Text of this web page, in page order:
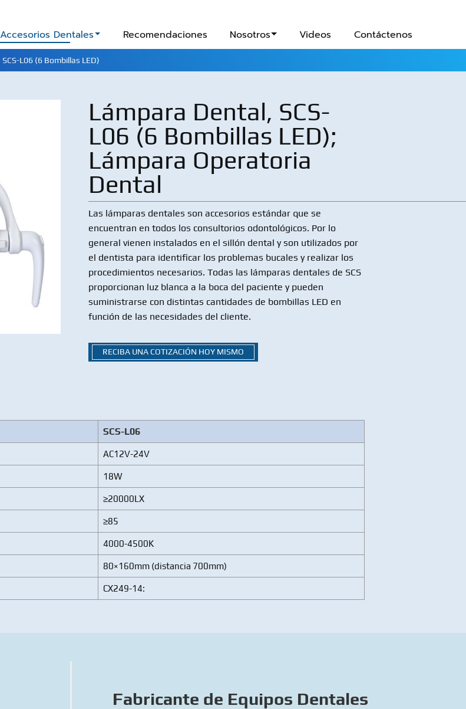
Accesorios Dentales Recomendaciones Nosotros Videos Contáctenos
SCS-L06 (6 Bombillas LED)
Lámpara Dental, SCS-
L06 (6 Bombillas LED);
Lámpara Operatoria
Dental
Las lámparas dentales son accesorios estándar que se
encuentran en todos los consultorios odontológicos. Por lo
general vienen instalados en el sillón dental y son utilizados por
el dentista para identificar los problemas bucales y realizar los
procedimientos necesarios. Todas las lámparas dentales de SCS
proporcionan luz blanca a la boca del paciente y pueden
suministrarse con distintas cantidades de bombillas LED en
función de las necesidades del cliente.
RECIBA UNA COTIZACIÓN HOY MISMO
SCS-L06
AC12V-24V
18W
≥20000LX
≥85
4000-4500K
80×160mm (distancia 700mm)
CX249-14:
Fabricante de Equipos Dentales